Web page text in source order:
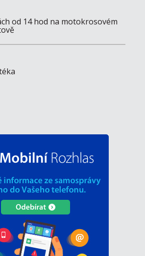
od 14 hod na motokrosovém